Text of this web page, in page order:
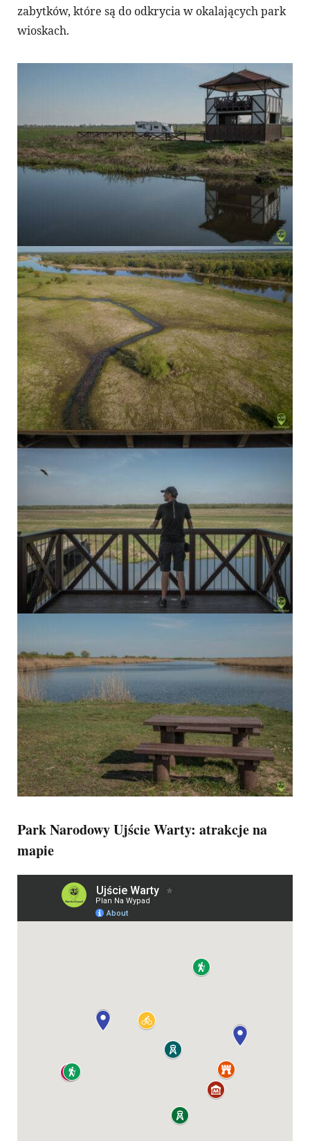
zabytków, które są do odkrycia w okalających park
wioskach.
Park Narodowy Ujście Warty: atrakcje na
mapie